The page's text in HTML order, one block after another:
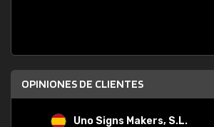
OPINIONES DE CLIENTES
Uno Signs Makers, S.L.